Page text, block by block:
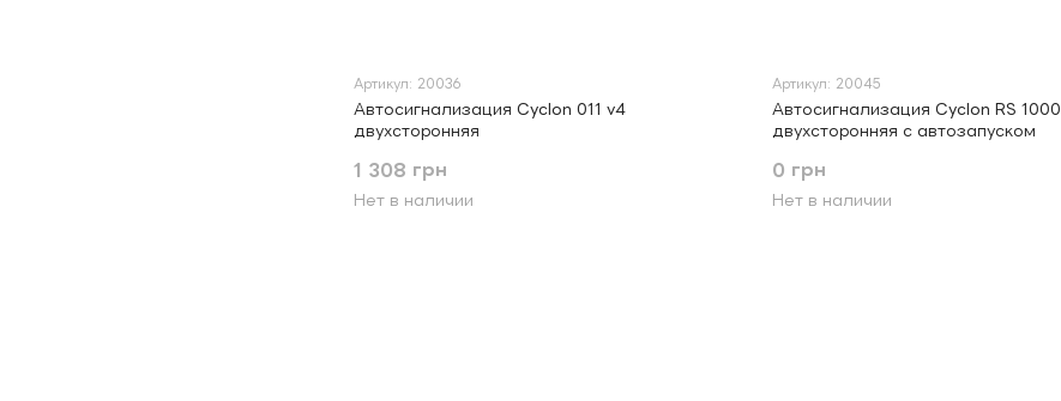
Артикул: 20036
Автосигнализация Cyclon 011 v4
двухсторонняя
1 308 грн
Нет в наличии
Артикул: 20045
Автосигнализация Cyclon RS 1000
двухсторонняя с автозапуском
0 грн
Нет в наличии